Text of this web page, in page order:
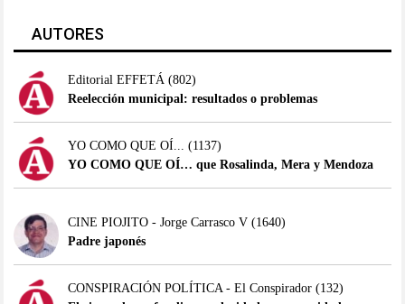
AUTORES
Editorial EFFETÁ (802)
Reelección municipal: resultados o problemas
YO COMO QUE OÍ...
(1137)
YO COMO QUE OÍ… que Rosalinda, Mera y Mendoza
CINE PIOJITO - Jorge Carrasco V(1640)
Padre japonés
CONSPIRACIÓN POLÍTICA - El Conspirador(132)